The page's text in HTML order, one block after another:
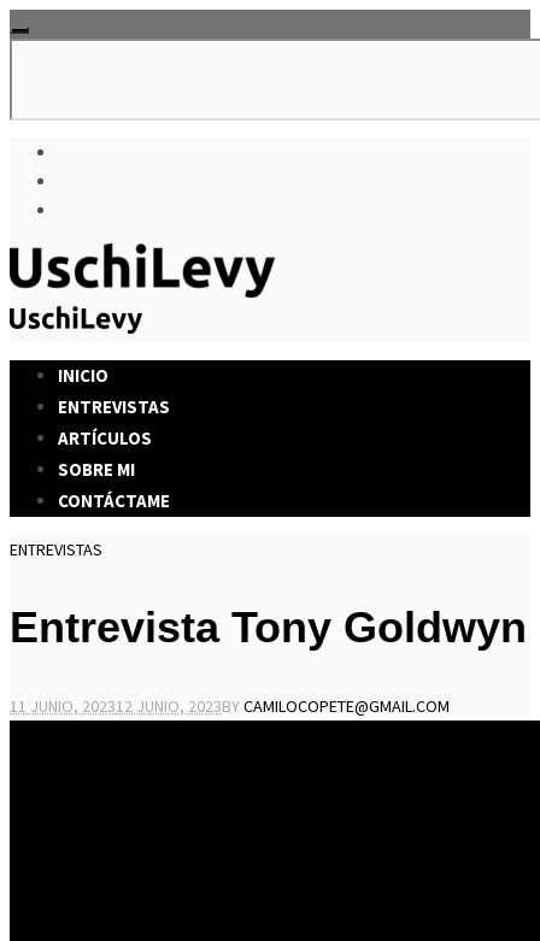
INICIO
ENTREVISTAS
ARTÍCULOS
SOBRE MI
CONTÁCTAME
ENTREVISTAS
Entrevista Tony Goldwyn
11 JUNIO, 202312 JUNIO, 2023BYCAMILOCOPETE@GMAIL.COM